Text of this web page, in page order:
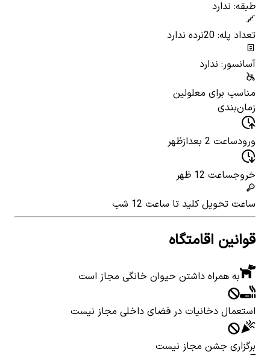
طبقه: ندارد
تعداد پله: 20
نرده ندارد
آسانسور: ندارد
مناسب برای معلولین
زمان‌بندی
ورودساعت 2 بعدازظهر
خروجساعت 12 ظهر
ساعت تحویل کلید تا ساعت 12 شب
قوانین اقامتگاه
به همراه داشتن حیوان خانگی مجاز است
استعمال دخانیات در فضای داخلی مجاز نیست
برگزاری جشن مجاز نیست